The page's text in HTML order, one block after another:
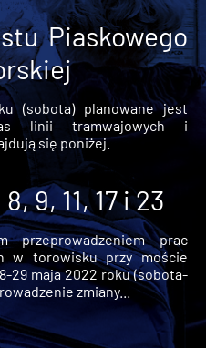
Piaskowego
(sobota) planowane jest
linii tramwajowych i
się poniżej.
9, 11, 17 i 23
przeprowadzeniem prac
w torowisku przy moście
29 maja 2022 roku (sobota-
zmiany...